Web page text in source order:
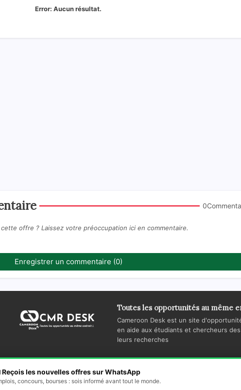
Error: Aucun résultat.
offre ? Laissez votre préoccupation ici en commentaire.
Enregistrer un commentaire (0)
Toutes les opportunités au même
Cameroon Desk est un site
en aide aux étudiants et chercheurs
leurs recherches
Desk Accueil
Reçois les nouvelles offres sur WhatsApp
concours, bourses : sois informé avant tout le monde.